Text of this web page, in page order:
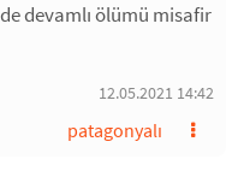
devamlı ölümü misafir
12.05.2021 14:42
patagonyalı